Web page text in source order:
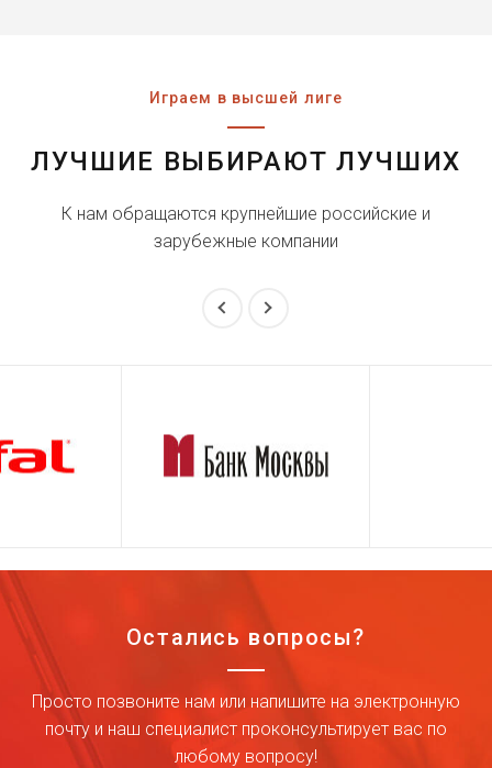
Играем в высшей лиге
ЛУЧШИЕ ВЫБИРАЮТ ЛУЧШИХ
К нам обращаются крупнейшие российские и
зарубежные компании
Остались вопросы?
Просто позвоните нам или напишите на электронную
почту и наш специалист проконсультирует вас по
любому вопросу!